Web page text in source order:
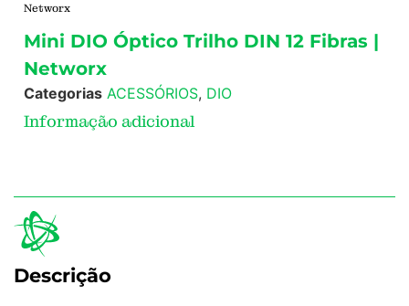
Networx
Mini DIO Óptico Trilho DIN 12 Fibras |
Networx
Categorias ACESSÓRIOS, DIO
Informação adicional
Descrição